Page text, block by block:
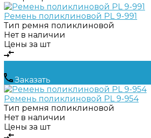
Ремень поликлиновой PL 9-991
Тип ремня поликлиновой
Нет в наличии
Цены за шт
Заказать
Ремень поликлиновой PL 9-954
Тип ремня поликлиновой
Нет в наличии
Цены за шт